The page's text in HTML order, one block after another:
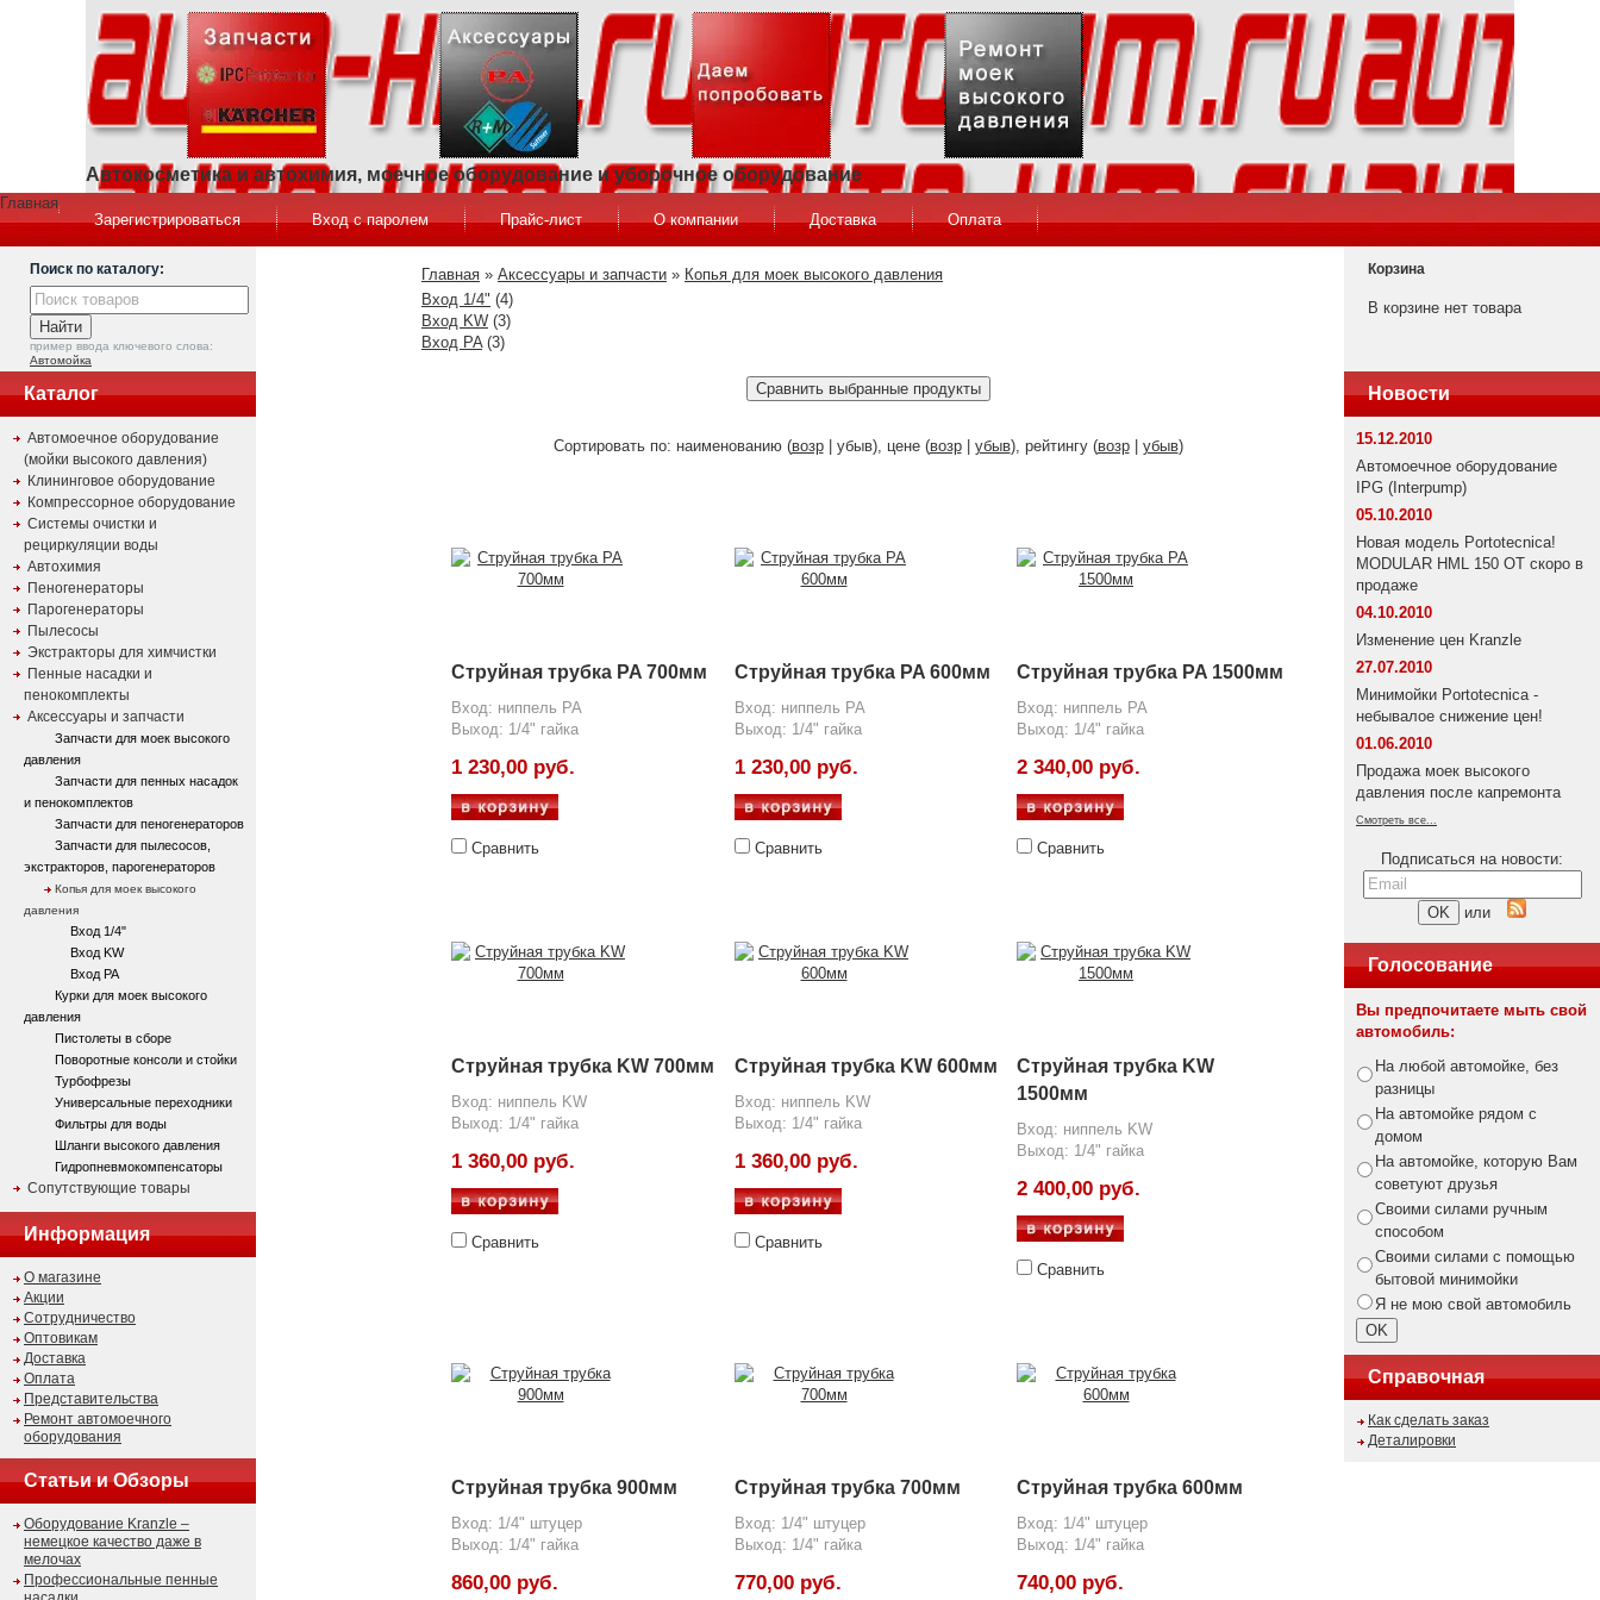
Автокосметика и автохимия, моечное оборудование и уборочное оборудование
Главная
Зарегистрироваться
Вход с паролем Прайс-лист О компании Доставка Оплата
Поиск по каталогу:
пример ввода ключевого слова:
Автомойка
Каталог
Автомоечное оборудование
(мойки высокого давления)
Клининговое оборудование
Компрессорное оборудование
Системы очистки и
рециркуляции воды
Автохимия
Пеногенераторы
Парогенераторы
Пылесосы
Экстракторы для химчистки
Пенные насадки и
пенокомплекты
Аксессуары и запчасти
Запчасти для моек высокого
давления
Запчасти для пенных насадок
и пенокомплектов
Запчасти для пеногенераторов
Запчасти для пылесосов,
экстракторов, парогенераторов
Копья для моек высокого
давления
Вход 1/4"
Вход KW
Вход PA
Курки для моек высокого
давления
Пистолеты в сборе
Поворотные консоли и стойки
Турбофрезы
Универсальные переходники
Фильтры для воды
Шланги высокого давления
Гидропневмокомпенсаторы
Сопутствующие товары
Информация
О магазине
Акции
Сотрудничество
Оптовикам
Доставка
Оплата
Представительства
Ремонт автомоечного
оборудования
Статьи и Обзоры
Оборудование Kranzle –
немецкое качество даже в
мелочах
Профессиональные пенные
Главная » Аксессуары и запчасти » Копья для моек высокого давления
Вход 1/4" (4)
Вход KW (3)
Вход PA(3)
Сортировать по: наименованию (возр| убыв), цене (возр| убыв), рейтингу (возр| убыв)
Струйная трубка PA 700мм
Вход: ниппель PA
Выход: 1/4" гайка
1 230,00 руб.
Сравнить
Струйная трубка PA 600мм
Вход: ниппель PA
Выход: 1/4" гайка
1 230,00 руб.
Сравнить
Струйная трубка PA 1500мм
Вход: ниппель PA
Выход: 1/4" гайка
2 340,00 руб.
Сравнить
Струйная трубка KW 700мм
Вход: ниппель KW
Выход: 1/4" гайка
1 360,00 руб.
Сравнить
Струйная трубка KW 600мм
Вход: ниппель KW
Выход: 1/4" гайка
1 360,00 руб.
Сравнить
Струйная трубка KW
1500мм
Вход: ниппель KW
Выход: 1/4" гайка
2 400,00 руб.
Сравнить
Струйная трубка 900мм
Вход: 1/4" штуцер
Выход: 1/4" гайка
860,00 руб.
Струйная трубка 700мм
Вход: 1/4" штуцер
Выход: 1/4" гайка
770,00 руб.
Струйная трубка 600мм
Вход: 1/4" штуцер
Выход: 1/4" гайка
740,00 руб.
Корзина
В корзине нет товара
Новости
15.12.2010
Автомоечное оборудование
IPG (Interpump)
05.10.2010
Новая модель Portotecnica!
MODULAR HML 150 OT скоро в
продаже
04.10.2010
Изменение цен Kranzle
27.07.2010
Минимойки Portotecnica -
небывалое снижение цен!
01.06.2010
Продажа моек высокого
давления после капремонта
Смотреть все...
Подписаться на новости:
или
Голосование
Вы предпочитаете мыть свой
автомобиль:
На любой автомойке, без
разницы
На автомойке рядом с
домом
На автомойке, которую Вам
советуют друзья
Своими силами ручным
способом
Своими силами с помощью
бытовой минимойки
Я не мою свой автомобиль
Справочная
Как сделать заказ
Деталировки